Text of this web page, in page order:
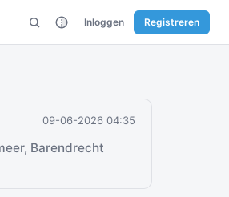
Inloggen Registreren
09-06-2026 04:35
Barendrecht